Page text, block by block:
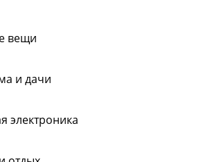
вещи
и дачи
электроника